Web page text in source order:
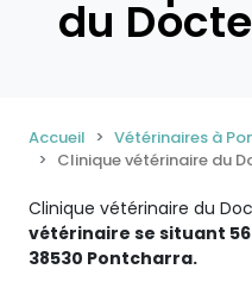
du
Accueil
Vétérinaires à
Clinique vétérinaire du
Clinique vétérinaire du
vétérinaire se situant
38530 Pontcharra.